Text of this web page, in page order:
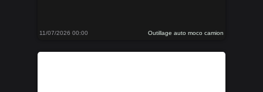
11/07/2026 00:00 Outillage auto moco camion